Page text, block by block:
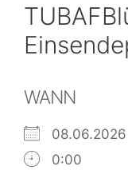
WANN
0:00